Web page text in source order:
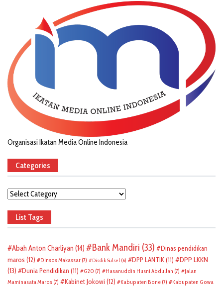
Organisasi Ikatan Media Online Indonesia
Categories
Categories
List Tags
Abah Anton Charliyan (14) Bank Mandiri (33)
Dinas pendidikan
maros (12) Dinsos Makassar (7) Disdik Sulsel (6) DPP LANTIK(11)
DPP LKKN
(13)
Dunia Pendidikan (11) G20 (7) Hasanuddin Husni Abdullah (7)
Jalan
Maminasata Maros (7) Kabinet Jokowi (12) Kabupaten Bone (7) Kabupaten Gowa